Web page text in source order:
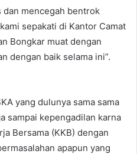
dan mencegah bentrok
sepakati di Kantor Camat
Bongkar muat dengan
dengan baik selama ini”.
yang dulunya sama sama
sampai kepengadilan karna
Bersama (KKB) dengan
apapun yang